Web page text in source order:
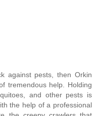
against pests, then Orkin
tremendous help. Holding
and other pests is
the help of a professional